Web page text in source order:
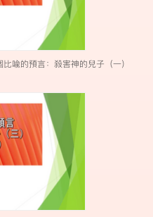
喩的預言：殺害神的兒子（一）